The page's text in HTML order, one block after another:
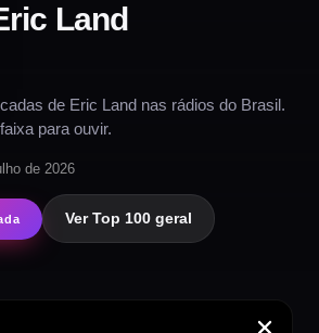
Land
de Eric Land nas rádios do Brasil.
para ouvir.
de 2026
Ver Top 100 geral